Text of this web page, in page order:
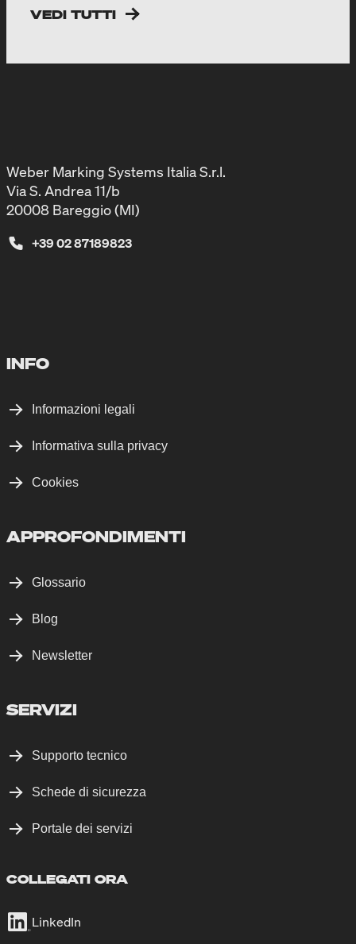
VEDI TUTTI
Weber Marking Systems Italia S.r.l.
Via S. Andrea 11/b
20008 Bareggio (MI)
+39 02 87189823
INFO
Informazioni legali
Informativa sulla privacy
Cookies
APPROFONDIMENTI
Glossario
Blog
Newsletter
SERVIZI
Supporto tecnico
Schede di sicurezza
Portale dei servizi
COLLEGATI ORA
LinkedIn